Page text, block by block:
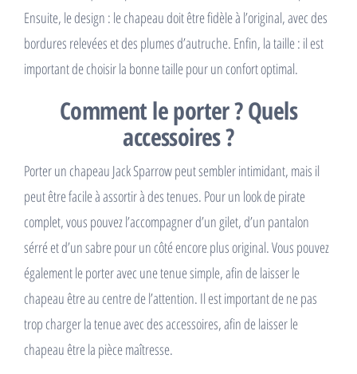
Ensuite, le design : le chapeau doit être fidèle à l’original, avec des
bordures relevées et des plumes d’autruche. Enfin, la taille : il est
important de choisir la bonne taille pour un confort optimal.
Comment le porter ? Quels
accessoires ?
Porter un chapeau Jack Sparrow peut sembler intimidant, mais il
peut être facile à assortir à des tenues. Pour un look de pirate
complet, vous pouvez l’accompagner d’un gilet, d’un pantalon
sérré et d’un sabre pour un côté encore plus original. Vous pouvez
également le porter avec une tenue simple, afin de laisser le
chapeau être au centre de l’attention. Il est important de ne pas
trop charger la tenue avec des accessoires, afin de laisser le
chapeau être la pièce maîtresse.